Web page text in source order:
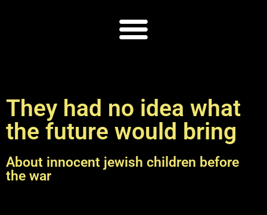
They had no idea what
the future would bring
About innocent jewish children before
the war